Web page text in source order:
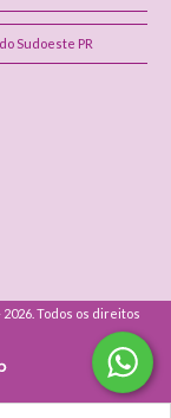
Sudoeste PR
Todos os direitos